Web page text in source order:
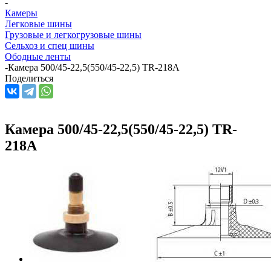
Камеры
Легковые шины
Грузовые и легкогрузовые шины
Сельхоз и спец шины
Ободные ленты
-Камера 500/45-22,5(550/45-22,5) TR-218A
Поделиться
Камера 500/45-22,5(550/45-22,5) TR-
218A